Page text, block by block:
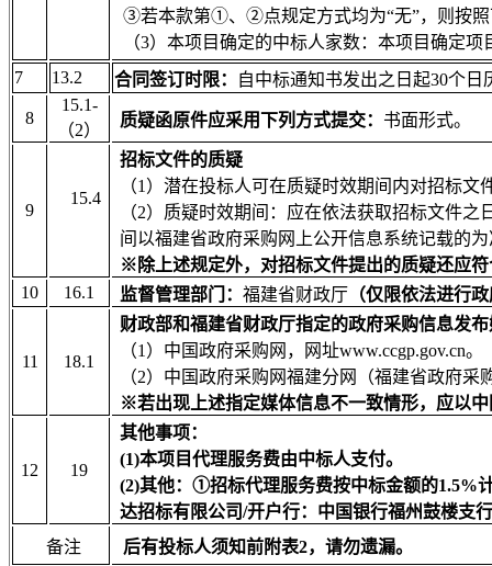
③若本款第①、②点规定方式均为“无”，则按照
（3）本项目确定的中标人家数： 本项目确定项
7
13.2 合同签订时限： 自中标通知书发出之日起30个日
8
15.1-
（2）
质疑函原件应采用下列方式提交： 书面形式。
9
15.4
招标文件的质疑
（1）潜在投标人可在质疑时效期间内对招标文
（2）质疑时效期间：应在依法获取招标文件之
间以福建省政府采购网上公开信息系统记载的
※除上述规定外，对招标文件提出的质疑还应
10
16.1 监督管理部门： 福建省财政厅 （仅限依法进行
11 18.1
财政部和福建省财政厅指定的政府采购信息发
（1）中国政府采购网，网址www.ccgp.gov.cn。
（2）中国政府采购网福建分网（福建省政府采
※若出现上述指定媒体信息不一致情形，应以
12 19
其他事项：
(1)本项目代理服务费由中标人支付。
(2)其他： ①招标代理服务费按中标金额的1.5%
达招标有限公司/开户行：中国银行福州鼓楼支
备注
后有投标人须知前附表2，请勿遗漏。